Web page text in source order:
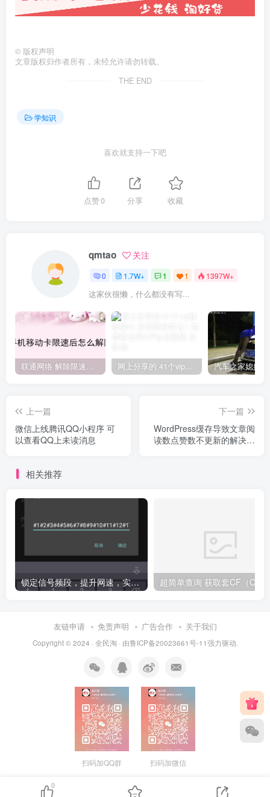
© 版权声明
文章版权归作者所有，未经允许请勿转载。
THE END
学知识
喜欢就支持一下吧
点赞0 分享 收藏
qmtao 关注
0 1.7W+ 1 1 1397W+
这家伙很懒，什么都没有写...
联通网络 解除限速方法参考！畅享、畅玩、老白干等及其它地区自测了 网上分享的 41个vip解析接口 有需要的拿去~ 免费看全网VIP会员视频
上一篇
微信上线腾讯QQ小程序 可
以查看QQ上未读消息
下一篇
WordPress缓存导致文章阅
读数点赞数不更新的解决办
相关推荐
锁定信号频段，提升网速，实测有效（必须root）
友链申请 免责声明 广告合作 关于我们
Copyright © 2024 · 全民淘 · 由鲁ICP备20023661号-11强力驱动.
扫码加QQ群 扫码加微信
0